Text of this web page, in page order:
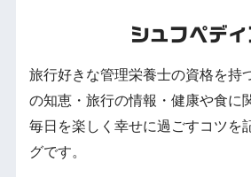
シュフペディ
旅行好きな管理栄養士の資格を持
の知恵・旅行の情報・健康や食に
毎日を楽しく幸せに過ごすコツを
グです。